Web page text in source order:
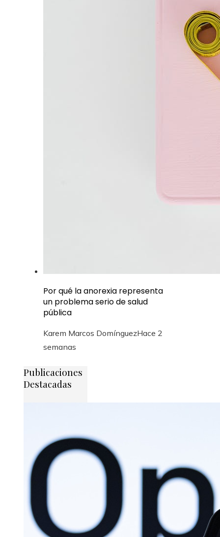
Por qué la anorexia representa
un problema serio de salud
pública
Karem Marcos DomínguezHace 2
semanas
Publicaciones
Destacadas